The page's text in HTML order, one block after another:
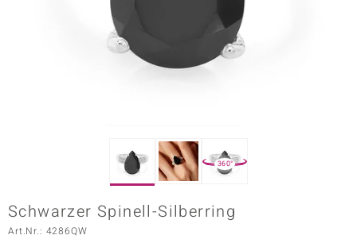
360°
Schwarzer Spinell-Silberring
Art.Nr.: 4286QW